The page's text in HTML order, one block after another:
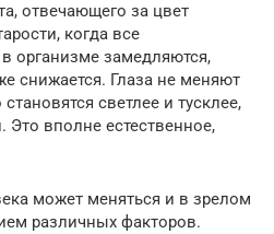
отвечающего за цвет
когда все
организме замедляются,
снижается. Глаза не меняют
светлее и тусклее,
вполне естественное,
может меняться и в зрелом
различных факторов.